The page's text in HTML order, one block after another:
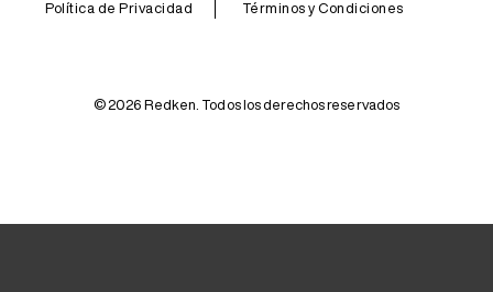
Política de Privacidad Términos y Condiciones
© 2026 Redken. Todos los derechos reservados